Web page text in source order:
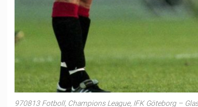
970813 Fotboll, Champions League, IFK Göteborg –